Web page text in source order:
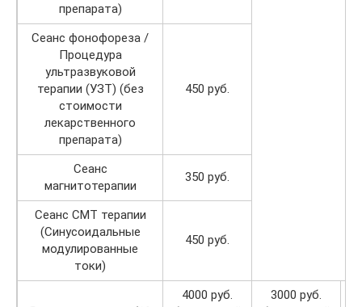
препарата)
Сеанс фонофореза /
Процедура
ультразвуковой
терапии (УЗТ) (без
стоимости
лекарственного
препарата)
450 руб.
Сеанс
магнитотерапии
350 руб.
Сеанс СМТ терапии
(Синусоидальные
модулированные
токи)
450 руб.
4000 руб.
3000 руб.